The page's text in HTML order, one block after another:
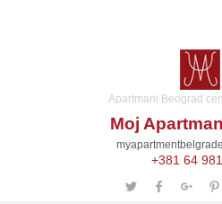
Apartmani Beograd
Moj
+381 64